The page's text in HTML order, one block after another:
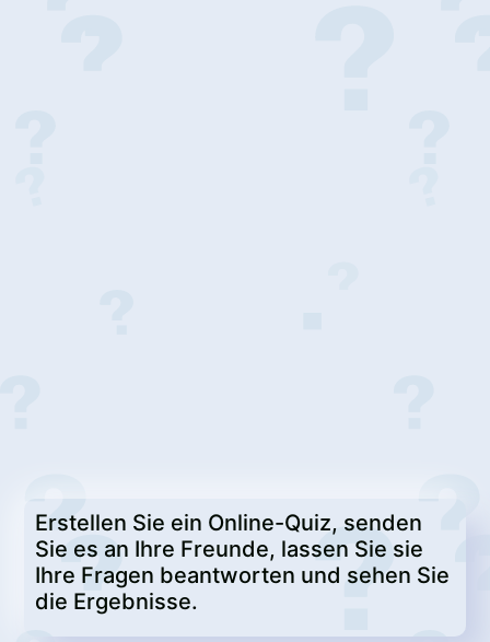
Erstellen Sie ein Online-Quiz, senden
Sie es an Ihre Freunde, lassen Sie sie
Ihre Fragen beantworten und sehen Sie
die Ergebnisse.